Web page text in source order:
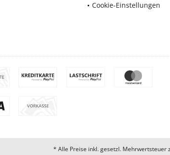
Cookie-Einstellungen
* Alle Preise inkl. gesetzl. Mehrwertsteuer